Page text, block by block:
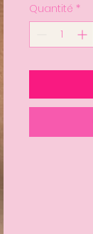
Quantité *